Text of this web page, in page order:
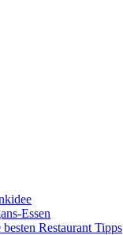
Essen
Restaurant Tipps